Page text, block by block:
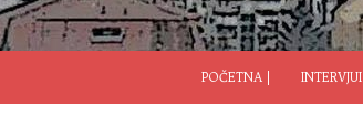
POČETNA |
INTERVJUI |